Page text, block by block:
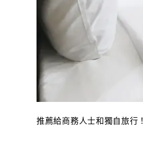
推薦給商務人士和獨自旅行！